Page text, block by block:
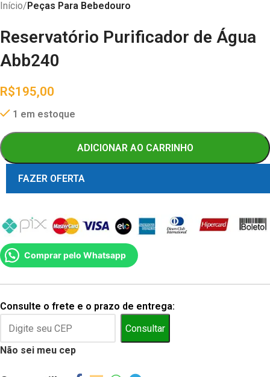
Início Peças Para Bebedouro
Reservatório Purificador de Água
Abb240
R$195,00
1 em estoque
ADICIONAR AO CARRINHO
FAZER OFERTA
Comprar pelo Whatsapp
Consulte o frete e o prazo de entrega:
Consultar
Não sei meu cep